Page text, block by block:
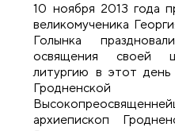
10 ноября 2013 года
великомученика
Голынка
освящения своей
литургию в этот день
архиепископ